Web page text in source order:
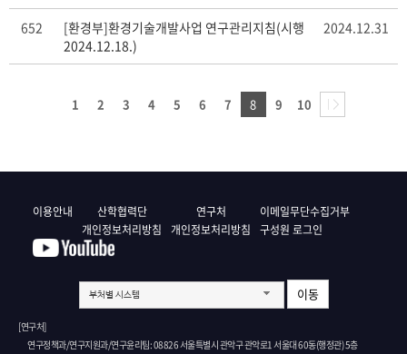
652
[환경부]환경기술개발사업 연구관리지침(시행
2024.12.18.)
2024.12.31
1 2 3 4 5 6 7 8 9 10
이용안내
산학협력단
개인정보처리방침
연구처
개인정보처리방침
이메일무단수집거부
구성원 로그인
부처별 시스템 이동
[연구처]
연구정책과/연구지원과/연구윤리팀: 08826 서울특별시 관악구 관악로1 서울대 60동(행정관) 5층